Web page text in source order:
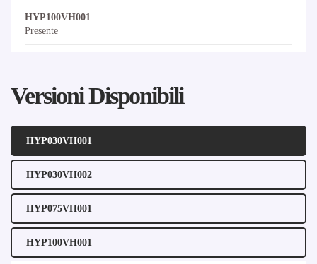
HYP100VH001
Presente
Versioni Disponibili
HYP030VH001
HYP030VH002
HYP075VH001
HYP100VH001